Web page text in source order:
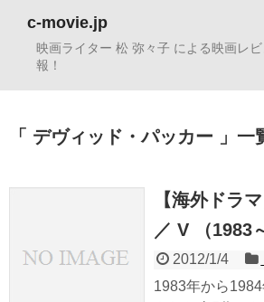
c-movie.jp
映画ライター 松 弥々子 による映画レ
報！
デヴィッド・パッカー 一
【海外ドラ
／ V （1983
2012/1/4
1983年から